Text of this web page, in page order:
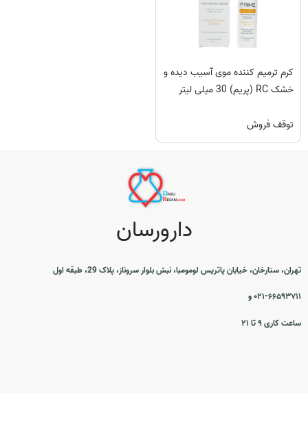
کرم ترمیم کننده موی آسیب دیده و
خشک RC (پریم) 30 میلی لیتر
توقف فروش
دارورسان
تهران، ستارخان، خیابان پاتریس لومومبا، نبش بلوار سروناز، پلاک 29، طبقه اول
۰۲۱-۶۶۵۹۳۷۱۱ و
ساعت کاری ۹ تا ۲۱